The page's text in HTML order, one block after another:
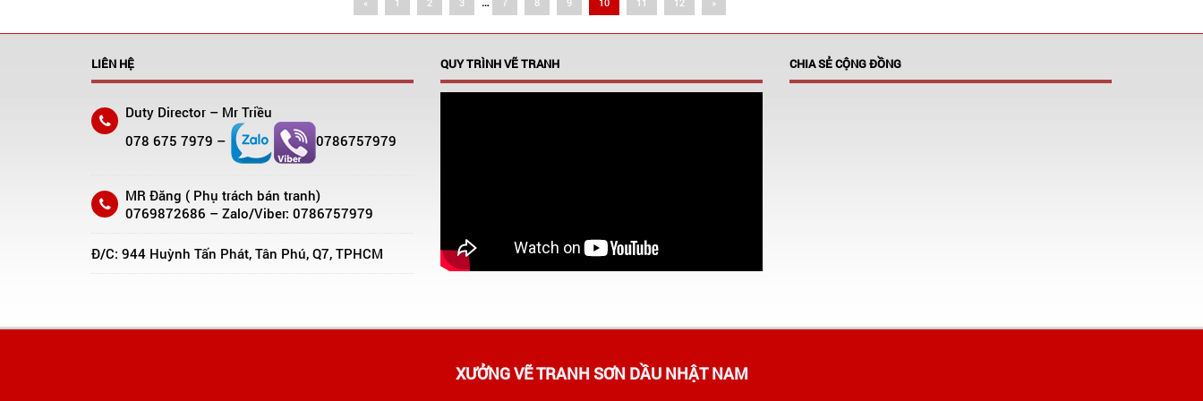
LIÊN HỆ
Duty Director – Mr Triều
078 675 7979 –
0786757979
MR Đăng ( Phụ trách bán tranh)
0769872686 – Zalo/Viber: 0786757979
Đ/C: 944 Huỳnh Tấn Phát, Tân Phú, Q7, TPHCM
QUY TRÌNH VẼ TRANH CHIA SẺ CỘNG ĐỒNG
XƯỞNG VẼ TRANH SƠN DẦU NHẬT NAM